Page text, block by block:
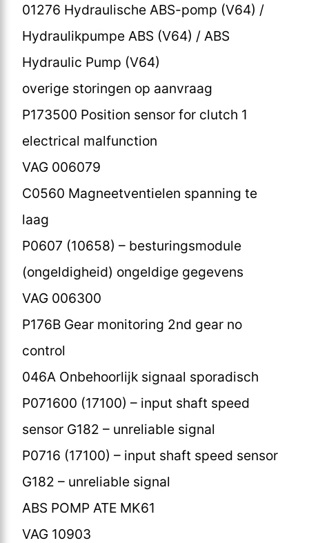
01276 Hydraulische ABS-pomp (V64) /
Hydraulikpumpe ABS (V64) / ABS
Hydraulic Pump (V64)
overige storingen op aanvraag
P173500 Position sensor for clutch 1
electrical malfunction
VAG 006079
C0560 Magneetventielen spanning te
laag
P0607 (10658) – besturingsmodule
(ongeldigheid) ongeldige gegevens
VAG 006300
P176B Gear monitoring 2nd gear no
control
046A Onbehoorlijk signaal sporadisch
P071600 (17100) – input shaft speed
sensor G182 – unreliable signal
P0716 (17100) – input shaft speed sensor
G182 – unreliable signal
ABS POMP ATE MK61
VAG 10903